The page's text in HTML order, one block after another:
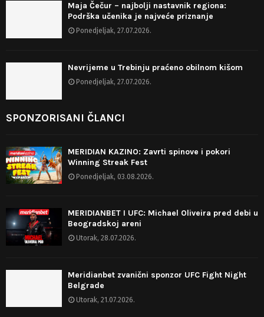
Maja Čečur – najbolji nastavnik regiona:
Podrška učenika je najveće priznanje
Ponedjeljak, 27.07.2026.
Nevrijeme u Trebinju praćeno obilnom kišom
Ponedjeljak, 27.07.2026.
SPONZORISANI ČLANCI
MERIDIAN KAZINO: Zavrti spinove i pokori
Winning Streak Fest
Ponedjeljak, 03.08.2026.
MERIDIANBET I UFC: Michael Oliveira pred debi u
Beogradskoj areni
Utorak, 28.07.2026.
Meridianbet zvanični sponzor UFC Fight Night
Belgrade
Utorak, 21.07.2026.